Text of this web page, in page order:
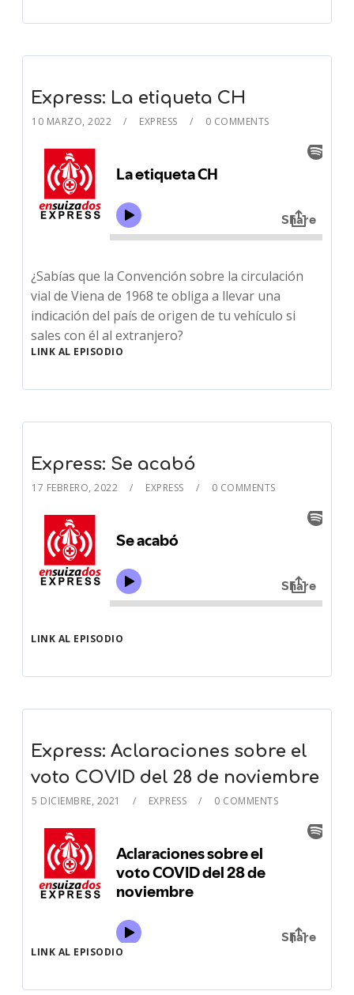
Express: La etiqueta CH
10 MARZO, 2022 EXPRESS 0 COMMENTS
¿Sabías que la Convención sobre la circulación
vial de Viena de 1968 te obliga a llevar una
indicación del país de origen de tu vehículo si
sales con él al extranjero?
LINK AL EPISODIO
Express: Se acabó
17 FEBRERO, 2022 EXPRESS 0 COMMENTS
LINK AL EPISODIO
Express: Aclaraciones sobre el
voto COVID del 28 de noviembre
5 DICIEMBRE, 2021 EXPRESS 0 COMMENTS
LINK AL EPISODIO